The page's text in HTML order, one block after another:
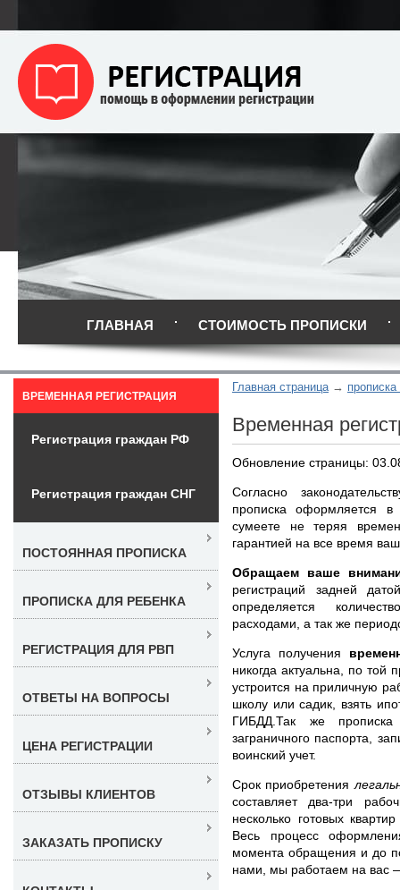
ГЛАВНАЯ СТОИМОСТЬ ПРОПИСКИ
Главная страница
Временная
Обновление страницы:
Согласно
прописка оформляется
сумеете не теряя
гарантией на все время
Обращаем ваше
регистраций задней
определяется
расходами, а так же
Услуга получения
никогда актуальна, по
устроится на приличную
школу или садик, взять
ГИБДД.Так же
заграничного паспорта,
воинский учет.
Срок приобретения
составляет два-три
несколько готовых
Весь процесс
момента обращения и до
нами, мы работаем на вас —
ВРЕМЕННАЯ РЕГИСТРАЦИЯ
Регистрация граждан РФ
Регистрация граждан СНГ
ПОСТОЯННАЯ ПРОПИСКА
ПРОПИСКА ДЛЯ РЕБЕНКА
РЕГИСТРАЦИЯ ДЛЯ РВП
ОТВЕТЫ НА ВОПРОСЫ
ЦЕНА РЕГИСТРАЦИИ
ОТЗЫВЫ КЛИЕНТОВ
ЗАКАЗАТЬ ПРОПИСКУ